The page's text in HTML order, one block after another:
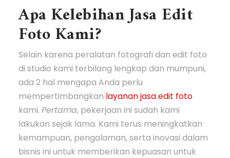
Apa Kelebihan Jasa Edit
Foto Kami?
Selain karena peralatan fotografi dan edit foto
di studio kami terbilang lengkap dan mumpuni,
ada 2 hal mengapa Anda perlu
mempertimbangkan layanan jasa edit foto
kami.Pertama, pekerjaan ini sudah kami
lakukan sejak lama. Kami terus meningkatkan
kemampuan, pengalaman, serta inovasi dalam
bisnis ini untuk memberikan kepuasan untuk